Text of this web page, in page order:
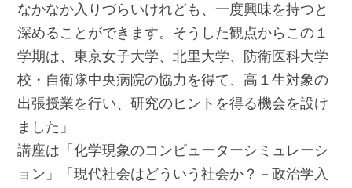
なかなか入りづらいけれども、一度興味を持つと
深めることができます。そうした観点からこの１
学期は、東京女子大学、北里大学、防衛医科大学
校・自衛隊中央病院の協力を得て、高１生対象の
出張授業を行い、研究のヒントを得る機会を設け
ました」
講座は「化学現象のコンピューターシミュレーシ
ョン」「現代社会はどういう社会か？－政治学入